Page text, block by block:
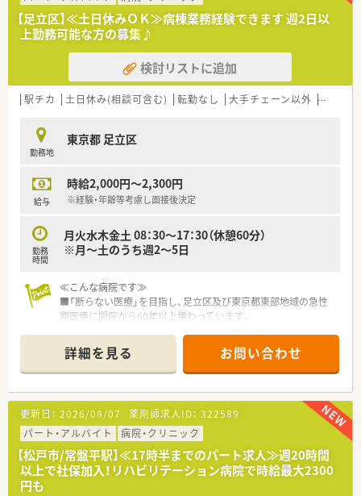
【業務内容】
・調剤では、院内製剤や無菌調剤に関わることも可能です。
・病棟業務は、急性期・療養・地域包括ケアとそれぞれの病棟に薬
剤師が常駐します。
・NSTや安全管理、薬事、感染、糖尿病など委員会活動にも力を入
れております。
【足立区】≪土日休みＯＫ≫病棟業務経験できます 週2日以
上勤務可能な方の募集♪
検討リストに追加
駅チカ 土日休み(相談可含む) 転勤なし 大手チェーン以外 ~18時
勤務地
東京都 足立区
給与
時給2,000円～2,300円
※経験・年齢等考慮し面接後決定
勤務
時間
月火水木金土 08：30～17：30（休憩60分）
※月～土のうち週2～5日
≪こんな病院です≫
■「断らない医療」を目指し、足立区及び東京都東部地域の急性
期医療に開院から60年以上携わっています。
門学校の運営を通して地域医療を支えています。
■「地域支援課」を設立しており、関連施設含め地域連携を積極
的に行っています。
≪業務内容について≫
■外来は隣接したクリニックにて行うため、業務内容は入院調
剤、病棟業務、注射調剤（混注）が主業務となります。
■病棟業務は今後人員を手厚くすることで充実を図っていきま
す。
■月1回の委員会など多職種連携・カンファレンスなど積極的に
詳細を見る お問い合わせ
更新日： 2026/08/07 薬剤師求人ID： 322589
パート・アルバイト
病院・クリニック
【松戸市/常盤平駅】≪17時半までのパート求人≫週20時間
以上で社保加入！リハビリテーション病院で時給最大2300
円も